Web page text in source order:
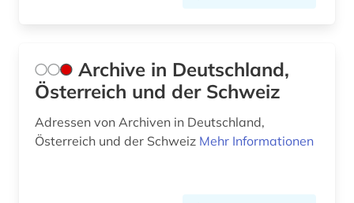
francesco (1)
frankreich (5)
Archive in Deutschland,
Österreich und der Schweiz
Adressen von Archiven in Deutschland,
Österreich und der Schweiz Mehr Informationen